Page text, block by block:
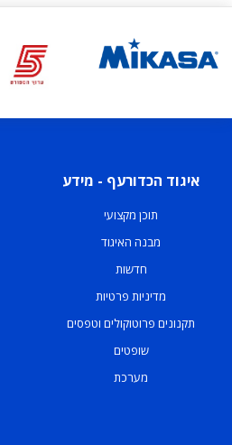
איגוד הכדורעף - מידע
תוכן מקצועי
מבנה האיגוד
חדשות
מדיניות פרטיות
תקנונים פרוטוקולים וטפסים
שופטים
מערכת